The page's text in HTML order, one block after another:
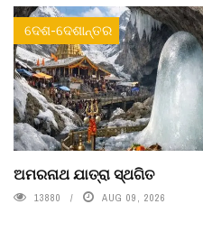
ଦେଶ-ଦେଶାନ୍ତର
ଅମରନାଥ ଯାତ୍ରା ସ୍ଥଗିତ
13880 AUG 09, 2026